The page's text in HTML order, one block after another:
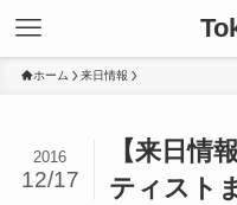
ホーム 来日情報
【来日情
ティスト
2016
12/17